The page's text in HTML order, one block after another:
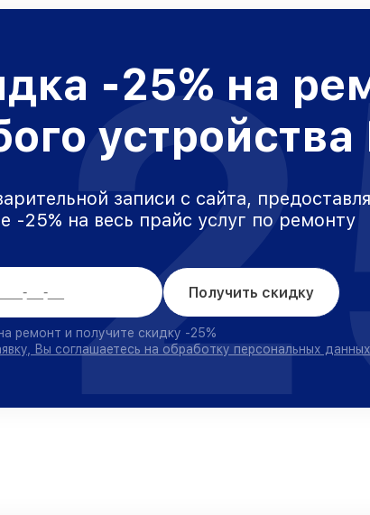
-25% на
устройства
записи с сайта,
-25% на весь прайс услуг по ремонту
Получить скидку
ремонт и получите скидку -25%
Вы соглашаетесь на обработку персональных данных